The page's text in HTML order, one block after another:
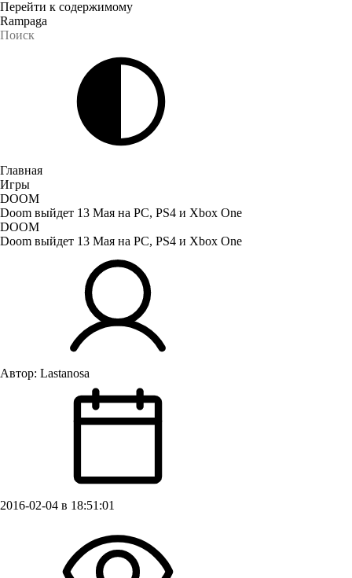
Перейти к содержимому
Rampaga
Главная
Игры
DOOM
Doom выйдет 13 Мая на PC, PS4 и Xbox One
DOOM
Doom выйдет 13 Мая на PC, PS4 и Xbox One
Автор: Lastanosa
2016-02-04 в 18:51:01